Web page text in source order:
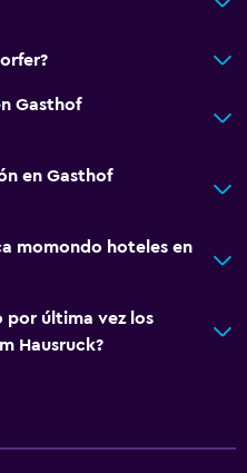
petición)
el alojamiento
Gasthof
en Gasthof
momondo hoteles en
por última vez los
Hausruck?